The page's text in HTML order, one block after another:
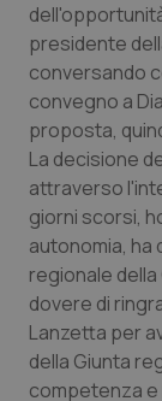
Puglia
Sicilia
Toscana
Umbria
Malattie
Malattia
Obesità
presidente
conversando
convegno a
proposta,
La decisione
attraverso
giorni scorsi,
autonomia, ha
regionale
dovere di
Lanzetta per
della Giunta
competenza e